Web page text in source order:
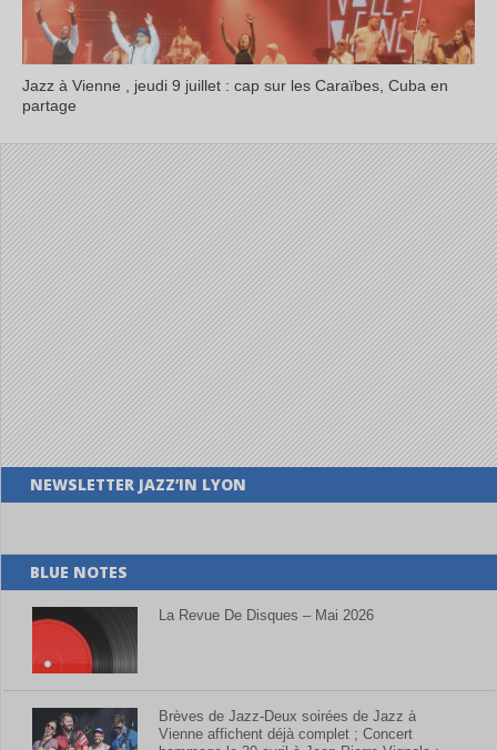
Jazz à Vienne , jeudi 9 juillet : cap sur les Caraïbes, Cuba en
partage
NEWSLETTER JAZZ’IN LYON
BLUE NOTES
La Revue De Disques – Mai 2026
Brèves de Jazz-Deux soirées de Jazz à
Vienne affichent déjà complet ; Concert